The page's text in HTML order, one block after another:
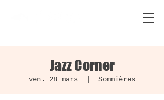
Jazz Corner
ven. 28 mars Sommières